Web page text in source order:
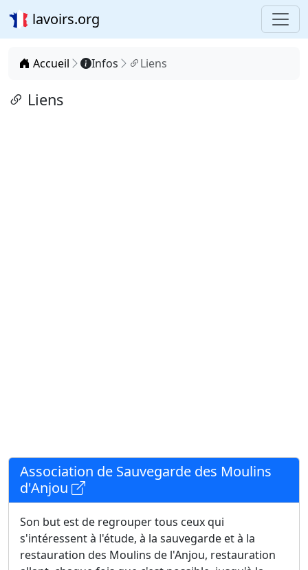
lavoirs.org
Accueil Infos Liens
Liens
Association de Sauvegarde des Moulins
d'Anjou
Son but est de regrouper tous ceux qui
s'intéressent à l'étude, à la sauvegarde et à la
restauration des Moulins de l'Anjou, restauration